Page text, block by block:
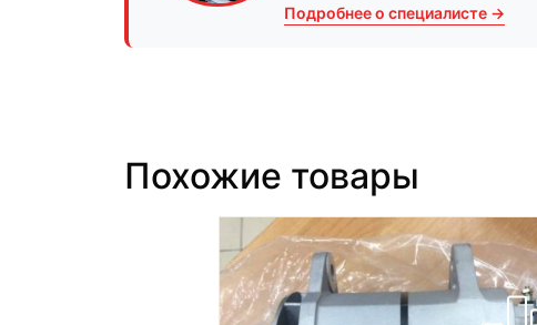
Подробнее о специалисте →
Похожие товары